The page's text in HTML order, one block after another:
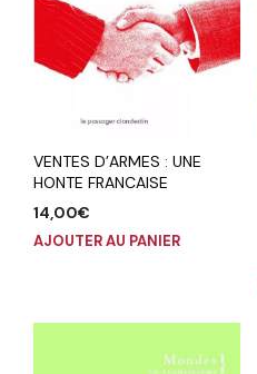
VENTES D’ARMES : UNE
HONTE FRANCAISE
14,00€
AJOUTER AU PANIER